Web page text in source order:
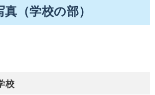
（学校の部）
校